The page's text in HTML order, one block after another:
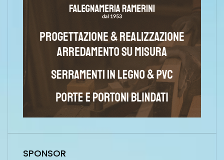
SPONSOR